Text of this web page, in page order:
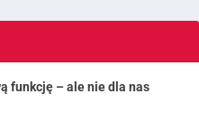
funkcję – ale nie dla nas